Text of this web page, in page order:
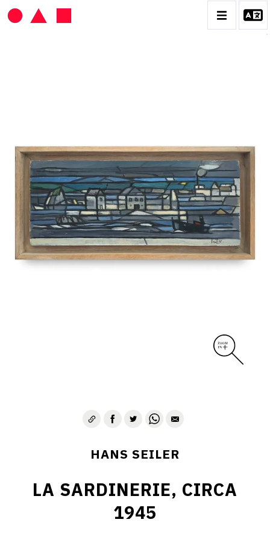
CATALOGUE DES OEUVRES
VOL. 1 : LES PEINTURES
VOL. 2 : LES GOUACHES
VOL. 3 : CRAYONS DE COULEUR ET FUSAINS
CONTACT
HANS SEILER
LA SARDINERIE, CIRCA
1945